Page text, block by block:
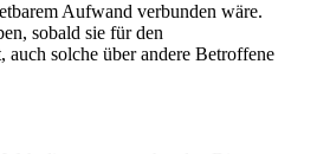
Aufwand verbunden wäre.
sobald sie für den
solche über andere Betroffene